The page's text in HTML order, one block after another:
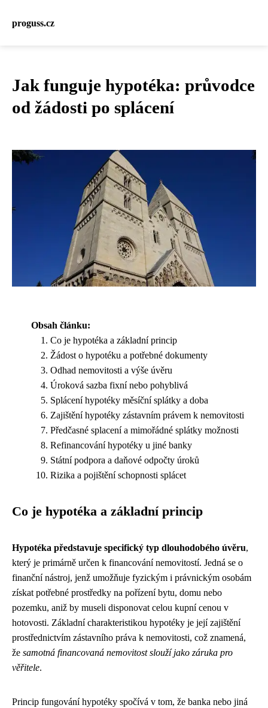
proguss.cz
Jak funguje hypotéka: průvodce
od žádosti po splácení
Obsah článku:
Co je hypotéka a základní princip
Žádost o hypotéku a potřebné dokumenty
Odhad nemovitosti a výše úvěru
Úroková sazba fixní nebo pohyblivá
Splácení hypotéky měsíční splátky a doba
Zajištění hypotéky zástavním právem k nemovitosti
Předčasné splacení a mimořádné splátky možnosti
Refinancování hypotéky u jiné banky
Státní podpora a daňové odpočty úroků
Rizika a pojištění schopnosti splácet
Co je hypotéka a základní princip
Hypotéka představuje specifický typ dlouhodobého úvěru,
který je primárně určen k financování nemovitostí. Jedná se o
finanční nástroj, jenž umožňuje fyzickým i právnickým osobám
získat potřebné prostředky na pořízení bytu, domu nebo
pozemku, aniž by museli disponovat celou kupní cenou v
hotovosti. Základní charakteristikou hypotéky je její zajištění
prostřednictvím zástavního práva k nemovitosti, což znamená,
že samotná financovaná nemovitost slouží jako záruka pro
věřitele.
Princip fungování hypotéky spočívá v tom, že banka nebo jiná